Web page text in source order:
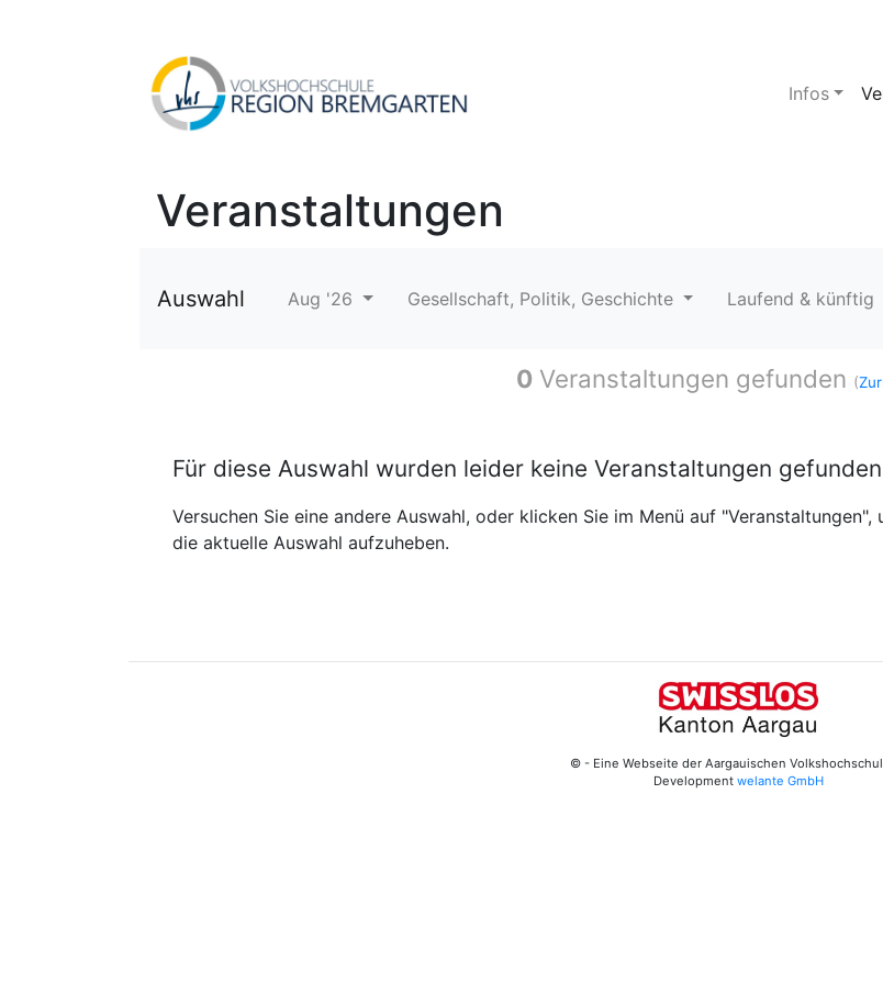
Infos
Veranstaltungen
Auswahl Aug '26 Gesellschaft, Politik, Geschichte Laufend & künftig
0 Veranstaltungen gefunden (
Für diese Auswahl wurden leider keine Veranstaltungen gefunden
Versuchen Sie eine andere Auswahl, oder klicken Sie im Menü auf "Veranstaltungen",
die aktuelle Auswahl aufzuheben.
© - Eine Webseite der Aargauischen
Development welante GmbH